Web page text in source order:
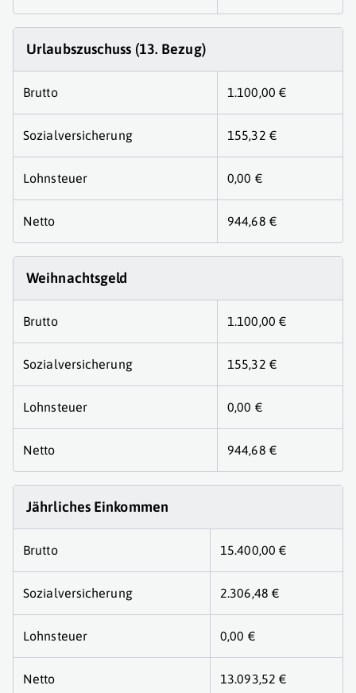
Urlaubszuschuss (13. Bezug)
Brutto 1.100,00 €
Sozialversicherung 155,32 €
Lohnsteuer 0,00 €
Netto 944,68 €
Weihnachtsgeld
Brutto 1.100,00 €
Sozialversicherung 155,32 €
Lohnsteuer 0,00 €
Netto 944,68 €
Jährliches Einkommen
Brutto 15.400,00 €
Sozialversicherung 2.306,48 €
Lohnsteuer 0,00 €
Netto 13.093,52 €